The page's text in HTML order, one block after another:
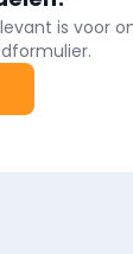
is voor